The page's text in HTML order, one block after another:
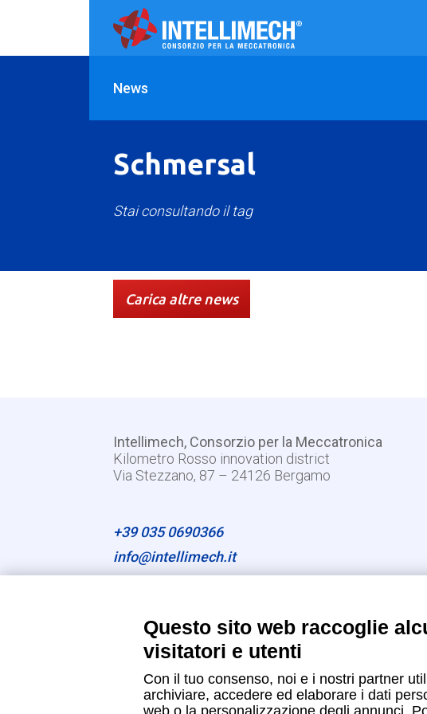
News
Schmersal
Stai consultando il tag
Tutte Case history
Carica altre news
Intellimech, Consorzio per la Meccatronica
Kilometro Rosso innovation district
Via Stezzano, 87 – 24126 Bergamo
+39 035 0690366
info@intellimech.it
Copyright 2026, P.iva 03388700167
Questo sito web raccoglie
visitatori e utenti
Con il tuo consenso, noi e i nostri partner
archiviare, accedere ed elaborare i dati
web o la personalizzazione degli annunci.